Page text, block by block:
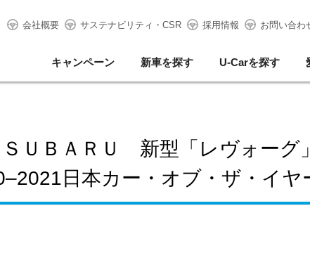
会社概要 サステナビリティ・CSR 採用情報 お問い合わ
キャンペーン 新車を探す U-Carを探す
ＳＵＢＡＲＵ 新型「レヴォーグ
日本カー・オブ・ザ・イヤ